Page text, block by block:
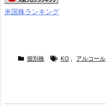
米国株ランキング
個別株 KO , アルコール